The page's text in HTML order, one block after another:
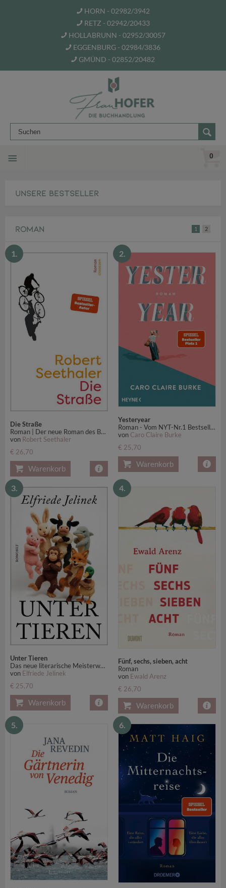
HORN - 02982/3942
RETZ - 02942/20433
HOLLABRUNN - 02952/30057
EGGENBURG - 02984/3836
GMÜND - 02852/20482
0
UNSERE BESTSELLER
ROMAN 1 2
1.
Die Straße
Roman | Der neue Roman des Bestseller-Autors von "Das Café ohne Namen"
von Robert Seethaler
€ 26,70
Warenkorb
2.
Yesteryear
Roman - Vom NYT-Nr.1 Bestseller zum SPIEGEL-Bestseller - jetzt auch auf Deutsch
von Caro Claire Burke
€ 25,70
Warenkorb
3.
Unter Tieren
Das neue literarische Meisterwerk der Nobelpreisträgerin für Literatur
von Elfriede Jelinek
€ 25,70
Warenkorb
4.
Fünf, sechs, sieben, acht
Roman
von Ewald Arenz
€ 26,70
Warenkorb
5. 6.